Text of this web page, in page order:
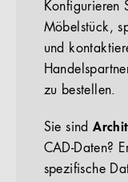
Konfigurieren
Möbelstück,
und
zu bestellen.
Sie sind
CAD-Daten?
spezifische